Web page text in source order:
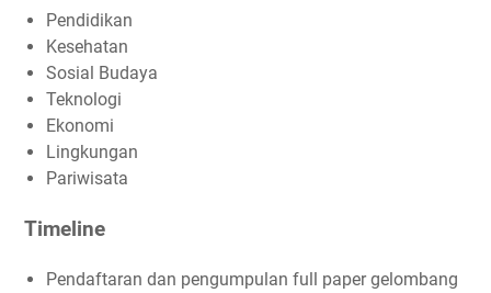
Pendidikan
Kesehatan
Sosial Budaya
Teknologi
Ekonomi
Lingkungan
Pariwisata
Timeline
Pendaftaran dan pengumpulan full paper gelombang